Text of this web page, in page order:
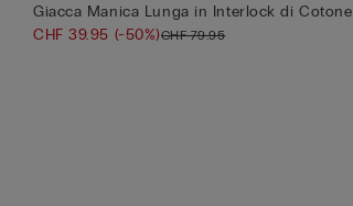
Giacca Manica Lunga in Interlock di Cotone
CHF 39.95 (-50%)CHF 79.95